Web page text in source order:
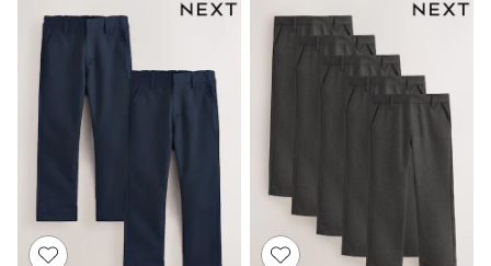
Boys' Travel Styles
Sunset Styles
Sets & Outfits
Linen Collection
Tops & T-Shirts
Shirts
Sandals & Clogs
Rash Vests